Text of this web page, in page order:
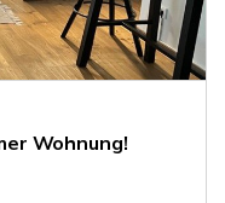
Wohnung!